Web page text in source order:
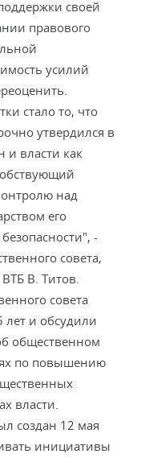
своей
правового
усилий
стало то, что
утвердился в
и власти как
над
его
-
совета,
В. Титов.
совета
лет и обсудили
общественном
по повышению
власти.
создан 12 мая
инициативы